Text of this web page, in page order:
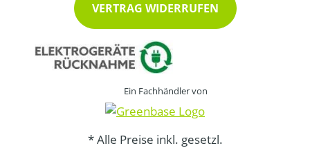
VERTRAG WIDERRUFEN
Ein Fachhändler von
* Alle Preise inkl. gesetzl.